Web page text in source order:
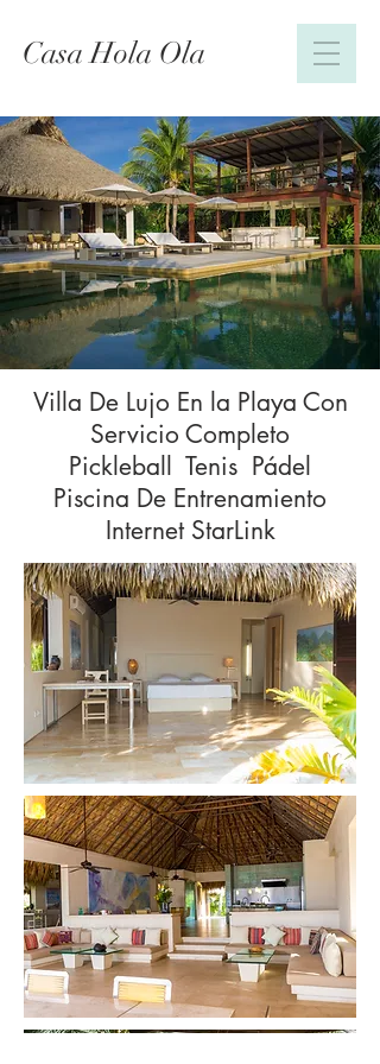
Casa Hola Ola
Villa De Lujo En la Playa Con
Servicio Completo
Pickleball Tenis Pádel
Piscina De Entrenamiento
Internet StarLink